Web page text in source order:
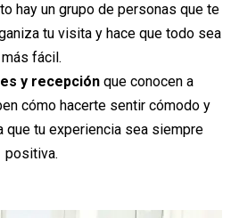
hay un grupo de personas que te
tu visita y hace que todo sea
más fácil.
y recepción que conocen a
cómo hacerte sentir cómodo y
que tu experiencia sea siempre
positiva.